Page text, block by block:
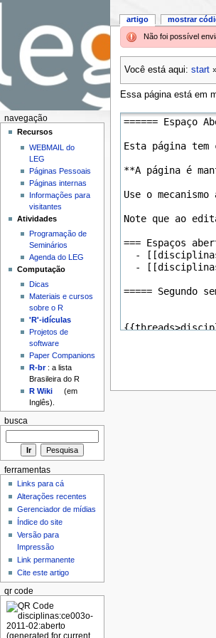
Não foi possível
Você está aqui: start
Essa página está em
artigo mostrar
navegação
Recursos
WEBMAIL do
LEG
Páginas Pessoais
Páginas internas
Informações para
visitantes
Atividades
Programação de
Seminários
Agenda do LEG
Computação
Dicas
Materiais e cursos
sobre o R
'R'-idículas
Projetos de
software
Paper Companions
R-br: a lista
Brasileira do R
R Wiki
(em
Inglês).
busca
ferramentas
Links para cá
Alterações recentes
Gerenciador de mídias
Índice do site
Versão para
Impressão
Link permanente
Cite este artigo
qr code